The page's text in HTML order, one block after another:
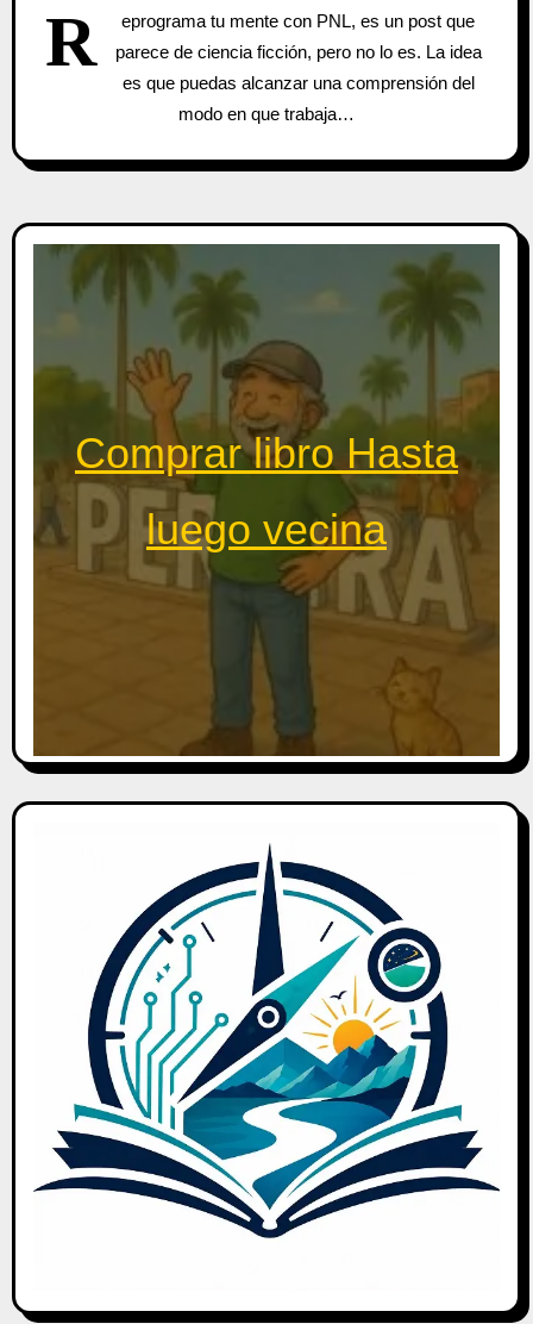
R
eprograma tu mente con PNL, es un post que
parece de ciencia ficción, pero no lo es. La idea
es que puedas alcanzar una comprensión del
modo en que trabaja…
Comprar libro Hasta
luego vecina